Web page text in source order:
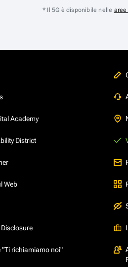
* Il 5G è disponibile nelle
Academy
District
Web
"Ti richiamiamo noi"